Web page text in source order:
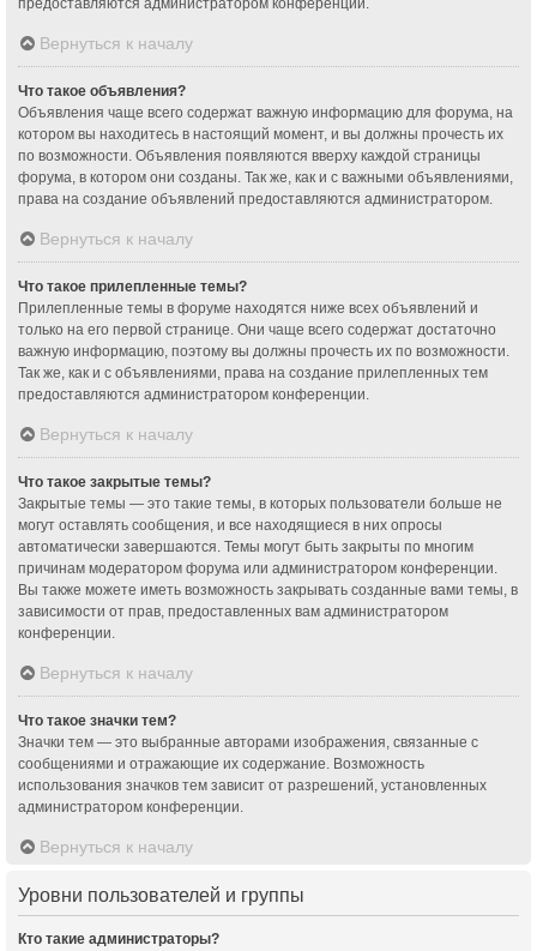
предоставляются администратором конференции.
Вернуться к началу
Что такое объявления?
Объявления чаще всего содержат важную информацию для форума, на
котором вы находитесь в настоящий момент, и вы должны прочесть их
по возможности. Объявления появляются вверху каждой страницы
форума, в котором они созданы. Так же, как и с важными объявлениями,
права на создание объявлений предоставляются администратором.
Вернуться к началу
Что такое прилепленные темы?
Прилепленные темы в форуме находятся ниже всех объявлений и
только на его первой странице. Они чаще всего содержат достаточно
важную информацию, поэтому вы должны прочесть их по возможности.
Так же, как и с объявлениями, права на создание прилепленных тем
предоставляются администратором конференции.
Вернуться к началу
Что такое закрытые темы?
Закрытые темы — это такие темы, в которых пользователи больше не
могут оставлять сообщения, и все находящиеся в них опросы
автоматически завершаются. Темы могут быть закрыты по многим
причинам модератором форума или администратором конференции.
Вы также можете иметь возможность закрывать созданные вами темы, в
зависимости от прав, предоставленных вам администратором
конференции.
Вернуться к началу
Что такое значки тем?
Значки тем — это выбранные авторами изображения, связанные с
сообщениями и отражающие их содержание. Возможность
использования значков тем зависит от разрешений, установленных
администратором конференции.
Вернуться к началу
Уровни пользователей и группы
Кто такие администраторы?